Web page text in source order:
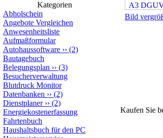
Kategorien
Abholschein
Angebote Vergleichen
Anwesenheitsliste
Aufmaßformular
Autohaussoftware ›› (2)
Bautagebuch
Belegungsplan ›› (3)
Besucherverwaltung
Blutdruck Monitor
Datenbanken ›› (2)
Dienstplaner›› (2)
Energiekostenerfassung
Fahrtenbuch
Haushaltsbuch für den PC
Bild
Kaufen Sie